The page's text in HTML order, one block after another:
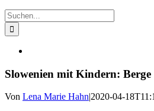
Suche
nach:
Slowenien mit Kindern:
Von Lena Marie Hahn|2020-04-